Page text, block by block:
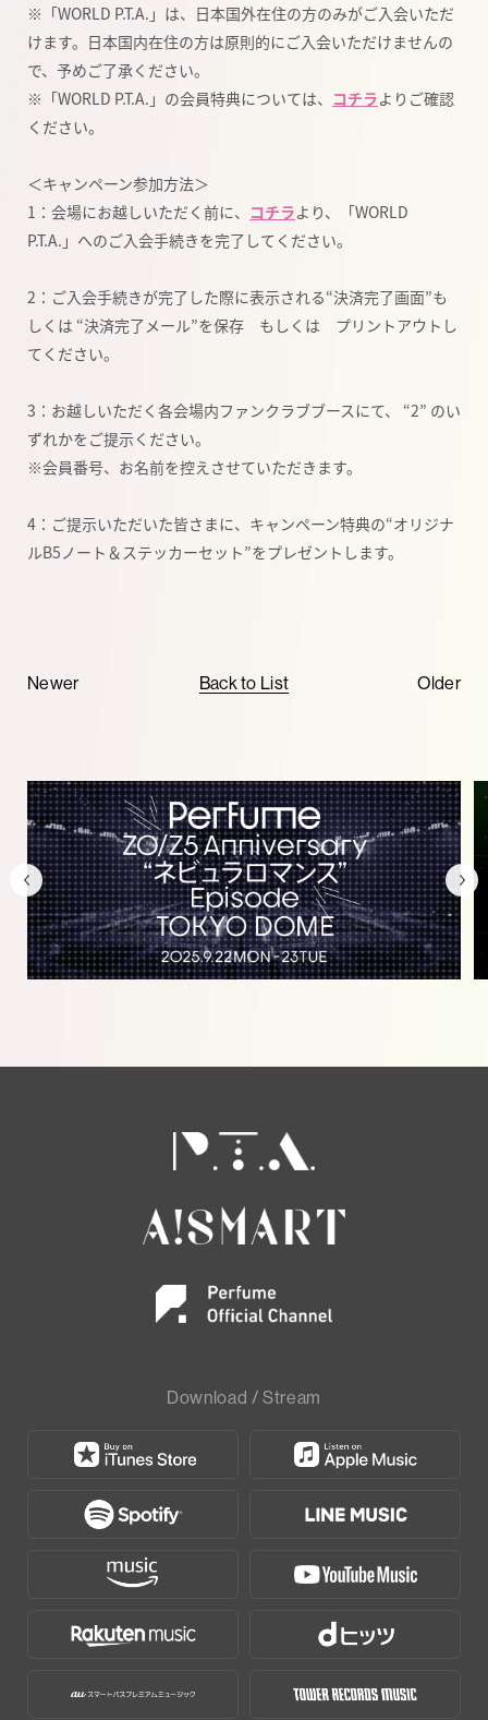
※「WORLD P.T.A.」は、日本国外在住の方のみがご入会いただ
けます。日本国内在住の方は原則的にご入会いただけませんの
で、予めご了承ください。
※「WORLD P.T.A.」の会員特典については、 コチラよりご確認
ください。
＜キャンペーン参加方法＞
1：会場にお越しいただく前に、 コチラより、「WORLD
P.T.A.」へのご入会手続きを完了してください。
2：ご入会手続きが完了した際に表示される“決済完了画面”も
しくは “決済完了メール”を保存 もしくは プリントアウトし
てください。
3：お越しいただく各会場内ファンクラブブースにて、 “2” のい
ずれかをご提示ください。
※会員番号、お名前を控えさせていただきます。
4：ご提示いただいた皆さまに、キャンペーン特典の“オリジナ
ルB5ノート＆ステッカーセット”をプレゼントします。
Newer Back to List Older
Download / Stream